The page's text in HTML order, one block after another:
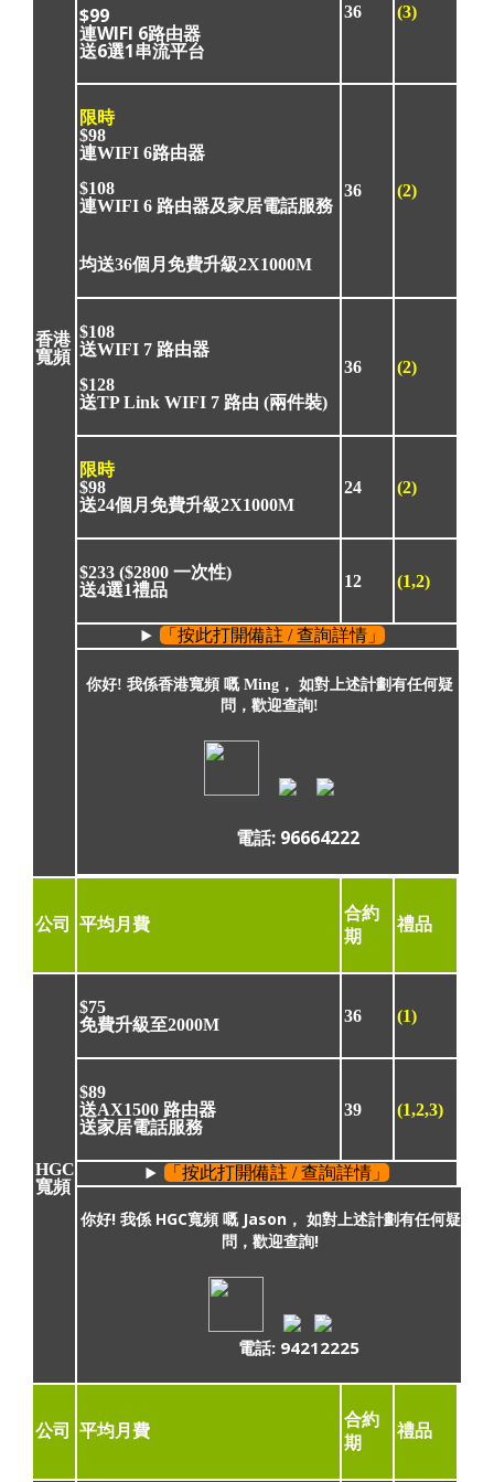
香港
寬頻
$99
連WIFI 6路由器
送6選1串流平台
36 (3)
限時
$98
連WIFI 6路由器
$108
連WIFI 6 路由器及家居電話服務
均送36個月免費升級2X1000M
36 (2)
$108
送WIFI 7 路由器
$128
送TP Link WIFI 7 路由 (兩件裝)
36 (2)
限時
$98
送24個月免費升級2X1000M
24 (2)
$233 ($2800 一次性)
送4選1禮品
12 (1,2)
「按此打開備註 / 查詢詳情」
你好! 我係香港寬頻 嘅 Ming， 如對上述計劃有任何疑
問，歡迎查詢!
電話: 96664222
公司 平均月費
合約
期
禮品
HGC
寬頻
$75
免費升級至2000M
36 (1)
$89
送AX1500 路由器
送家居電話服務
39 (1,2,3)
「按此打開備註 / 查詢詳情」
你好! 我係 HGC寬頻 嘅 Jason， 如對上述計劃有任何疑
問，歡迎查詢!
電話: 94212225
公司 平均月費
合約
期
禮品